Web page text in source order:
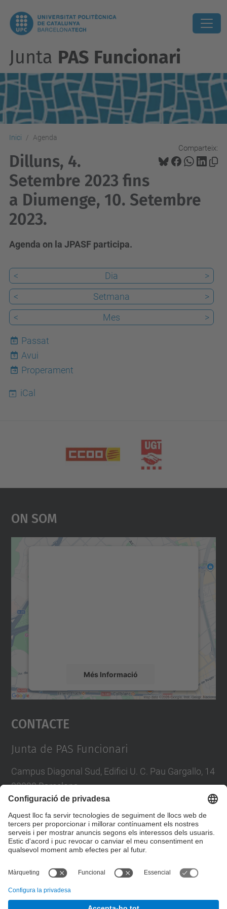
Junta PAS Funcionari
Inici Agenda
Comparteix:
Dilluns, 4.
Setembre 2023 fins
a Diumenge, 10. Setembre
2023.
Agenda on la JPASF participa.
< Dia
>
<
Setmana
>
<
Mes >
Passat
9
Avui
Properament
iCal
On Som
Més Informació
Accepta
powered by
Contacte
Junta de PAS Funcionari
Campus Diagonal Sud, Edifici U. C. Pau Gargallo, 14
08028 Barcelona
E-mail :junta.pasf@upc.edu
Formulari de contacte